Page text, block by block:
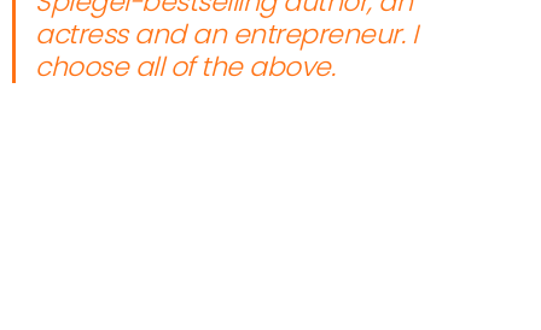
actress and an entrepreneur. I
choose all of the above.